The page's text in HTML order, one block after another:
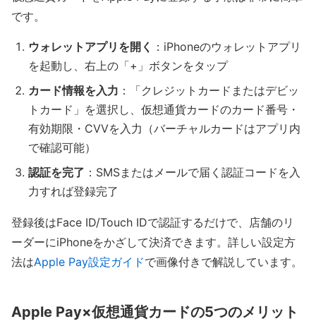
です。
ウォレットアプリを開く ：iPhoneのウォレットアプリ
を起動し、右上の「+」ボタンをタップ
カード情報を入力 ：「クレジットカードまたはデビッ
トカード」を選択し、仮想通貨カードのカード番号・
有効期限・CVVを入力（バーチャルカードはアプリ内
で確認可能）
認証を完了 ：SMSまたはメールで届く認証コードを入
力すれば登録完了
登録後はFace ID/Touch IDで認証するだけで、店舗のリ
ーダーにiPhoneをかざして決済できます。詳しい設定方
法はApple Pay設定ガイドで画像付きで解説しています。
Apple Pay×仮想通貨カードの5つのメリット